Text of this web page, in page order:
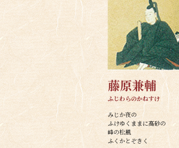
藤原兼輔
ふじわらのかねすけ
みじか夜の
ふけゆくままに高砂の
峰の松風
ふくかとぞきく